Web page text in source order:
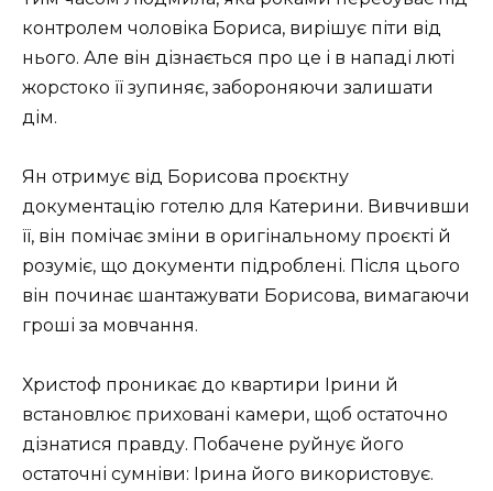
контролем чоловіка Бориса, вирішує піти від
нього. Але він дізнається про це і в нападі люті
жорстоко її зупиняє, забороняючи залишати
дім.
Ян отримує від Борисова проєктну
документацію готелю для Катерини. Вивчивши
її, він помічає зміни в оригінальному проєкті й
розуміє, що документи підроблені. Після цього
він починає шантажувати Борисова, вимагаючи
гроші за мовчання.
Христоф проникає до квартири Ірини й
встановлює приховані камери, щоб остаточно
дізнатися правду. Побачене руйнує його
остаточні сумніви: Ірина його використовує.